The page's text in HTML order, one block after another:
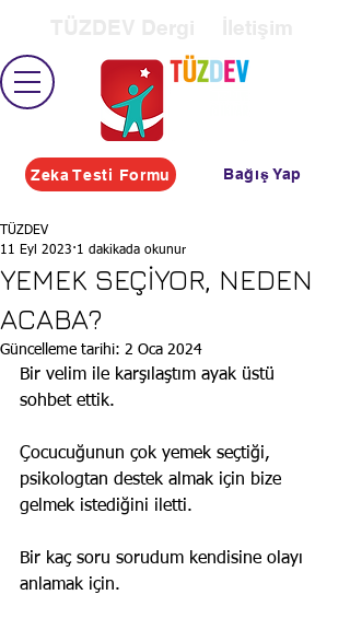
Zeka Testi Formu Bağış Yap
YEMEK SEÇİYOR, NEDEN
ACABA?
TÜZDEV
11 Eyl 2023 1 dakikada okunur
Güncelleme tarihi: 2 Oca 2024
Bir velim ile karşılaştım ayak üstü
sohbet ettik.
Çocucuğunun çok yemek seçtiği,
psikologtan destek almak için bize
gelmek istediğini iletti.
Bir kaç soru sorudum kendisine olayı
anlamak için.